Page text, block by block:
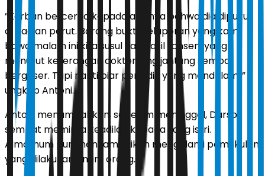
”Korban bercerita kepada adiknya bahwa dia dipukuli
di bagian perut. Barang bukti pelaporan yang kami
bawa malam ini kita susul kan hasil ronsen, yang
menurut keterangan dokter, ring jantung sempat
bergeser. Tapi nanti biar penyidik yang mendalami,”
ungkap Antoni.
Antoni menambahkan, sebelum meninggal, Darso
sempat meminta keadilan kepada sang istri.
Almarhum pun menyampaikan mengalami pemukulan
yang dilakukan enam orang.